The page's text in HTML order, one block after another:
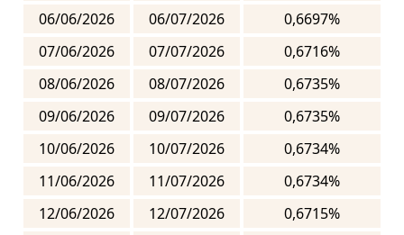
06/06/2026
06/07/2026
0,6697%
07/06/2026
07/07/2026
0,6716%
08/06/2026
08/07/2026
0,6735%
09/06/2026
09/07/2026
0,6735%
10/06/2026
10/07/2026
0,6734%
11/06/2026
11/07/2026
0,6734%
12/06/2026
12/07/2026
0,6715%